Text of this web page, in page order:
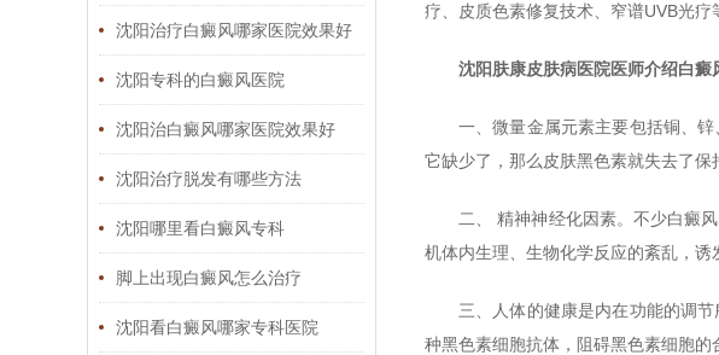
哪些沈阳治疗白癜风哪家医院效果好
沈阳专科的白癜风医院
沈阳治白癜风哪家医院效果好
沈阳治疗脱发有哪些方法
沈阳哪里看白癜风专科
脚上出现白癜风怎么治疗
沈阳看白癜风哪家专科医院
疗、皮质色素修复技术、窄谱UVB光
沈阳肤康皮肤病医院医师介绍白癜
一、微量金属元素主要包括铜、
它缺少了，那么皮肤黑色素就失去了保
二、 精神神经化因素。不少白癜
机体内生理、生物化学反应的紊乱，诱
三、人体的健康是内在功能的调
种黑色素细胞抗体，阻碍黑色素细胞的